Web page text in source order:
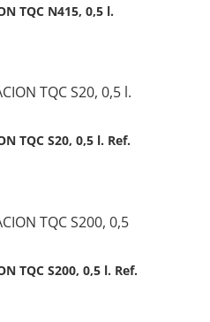
TQC N415, 0,5 l.
TQC S20, 0,5 l. Ref.
TQC S200, 0,5 l. Ref.